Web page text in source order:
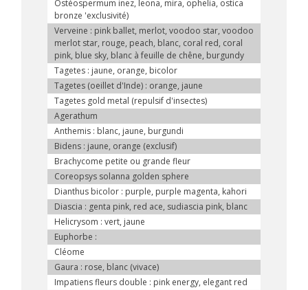
Ostéospermum inez, leona, mira, ophelia, ostica
bronze 'exclusivité)
Verveine : pink ballet, merlot, voodoo star, voodoo
merlot star, rouge, peach, blanc, coral red, coral
pink, blue sky, blanc à feuille de chêne, burgundy
Tagetes : jaune, orange, bicolor
Tagetes (oeillet d'Inde) : orange, jaune
Tagetes gold metal (repulsif d'insectes)
Agerathum
Anthemis : blanc, jaune, burgundi
Bidens : jaune, orange (exclusif)
Brachycome petite ou grande fleur
Coreopsys solanna golden sphere
Dianthus bicolor : purple, purple magenta, kahori
Diascia : genta pink, red ace, sudiascia pink, blanc
Helicrysom : vert, jaune
Euphorbe :
Cléome
Gaura : rose, blanc (vivace)
Impatiens fleurs double : pink energy, elegant red